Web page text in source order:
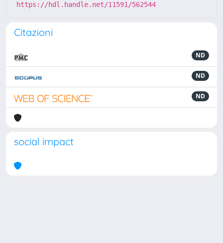
https://hdl.handle.net/11591/562544
Citazioni
ND
ND
ND
social impact